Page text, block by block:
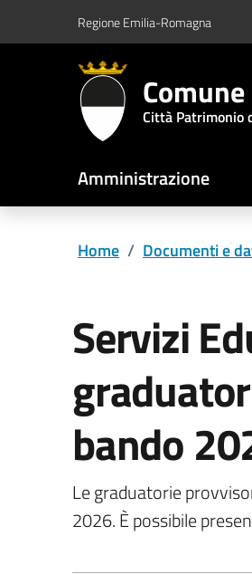
Vai al contenuto principale
Vai al footerRegione Emilia-Romagna
Città Patrimonio
Amministrazione
Home / Documenti e
Servizi
bando
Le graduatorie
2026. È possibile